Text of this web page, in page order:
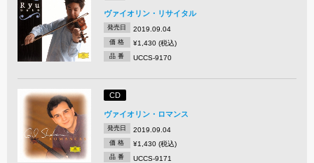
ヴァイオリン・リサイタル
発売日 2019.09.04
価 格 ¥1,430 (税込)
品 番 UCCS-9170
CD
ヴァイオリン・ロマンス
発売日 2019.09.04
価 格 ¥1,430 (税込)
品 番 UCCS-9171